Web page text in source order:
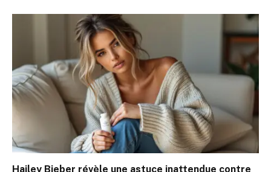
Hailey Bieber révèle une astuce inattendue contre